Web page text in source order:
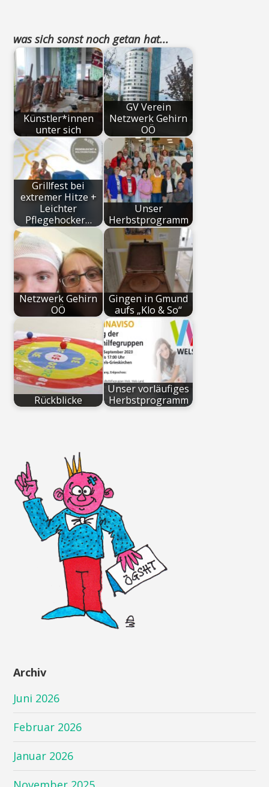
was sich sonst noch getan hat...
Künstler*innen
unter sich
GV Verein
Netzwerk Gehirn
OÖ
Grillfest bei
extremer Hitze +
Leichter
Pflegehocker…
Unser
Herbstprogramm
Netzwerk Gehirn
OÖ
Gingen in Gmund
aufs „Klo & So“
Rückblicke
Unser vorläufiges
Herbstprogramm
Archiv
Juni 2026
Februar 2026
Januar 2026